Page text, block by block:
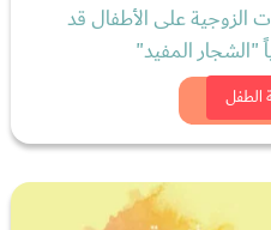
الطفل
الزوجية على الأطفال قد
"الشجار المفيد"
الان